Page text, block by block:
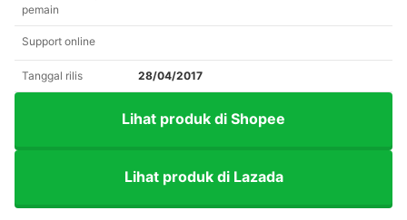
pemain
Support online
Tanggal rilis 28/04/2017
Lihat produk di Shopee
Lihat produk di Lazada